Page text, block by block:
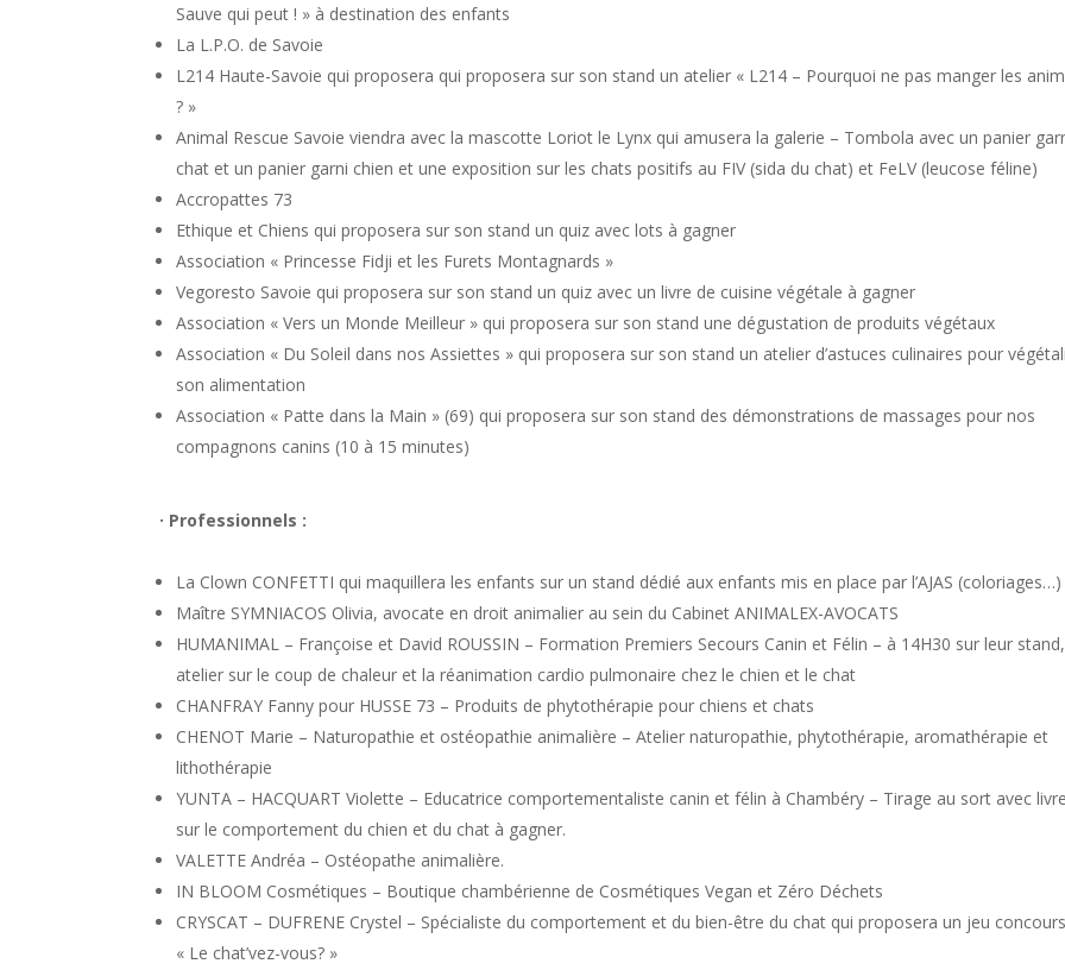
Sauve qui peut ! » à destination des enfants
La L.P.O. de Savoie
L214 Haute-Savoie qui proposera qui proposera sur son stand un atelier « L214 – Pourquoi ne pas manger les
? »
Animal Rescue Savoie viendra avec la mascotte Loriot le Lynx qui amusera la galerie – Tombola avec un panier
chat et un panier garni chien et une exposition sur les chats positifs au FIV (sida du chat) et FeLV (leucose féline)
Accropattes 73
Ethique et Chiens qui proposera sur son stand un quiz avec lots à gagner
Association « Princesse Fidji et les Furets Montagnards »
Vegoresto Savoie qui proposera sur son stand un quiz avec un livre de cuisine végétale à gagner
Association « Vers un Monde Meilleur » qui proposera sur son stand une dégustation de produits végétaux
Association « Du Soleil dans nos Assiettes » qui proposera sur son stand un atelier d’astuces culinaires pour
son alimentation
Association « Patte dans la Main » (69) qui proposera sur son stand des démonstrations de massages pour nos
compagnons canins (10 à 15 minutes)
· Professionnels :
La Clown CONFETTI qui maquillera les enfants sur un stand dédié aux enfants mis en place par l’AJAS (coloriages…)
Maître SYMNIACOS Olivia, avocate en droit animalier au sein du Cabinet ANIMALEX-AVOCATS
HUMANIMAL – Françoise et David ROUSSIN – Formation Premiers Secours Canin et Félin – à 14H30 sur leur stand,
atelier sur le coup de chaleur et la réanimation cardio pulmonaire chez le chien et le chat
CHANFRAY Fanny pour HUSSE 73 – Produits de phytothérapie pour chiens et chats
CHENOT Marie – Naturopathie et ostéopathie animalière – Atelier naturopathie, phytothérapie, aromathérapie et
lithothérapie
YUNTA – HACQUART Violette – Educatrice comportementaliste canin et félin à Chambéry – Tirage au sort avec
sur le comportement du chien et du chat à gagner.
VALETTE Andréa – Ostéopathe animalière.
IN BLOOM Cosmétiques – Boutique chambérienne de Cosmétiques Vegan et Zéro Déchets
CRYSCAT – DUFRENE Crystel – Spécialiste du comportement et du bien-être du chat qui proposera un jeu concours
« Le chat’vez-vous? »